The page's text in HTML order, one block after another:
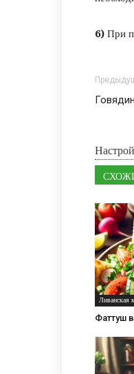
6) При
Ливанская
Фаттуш